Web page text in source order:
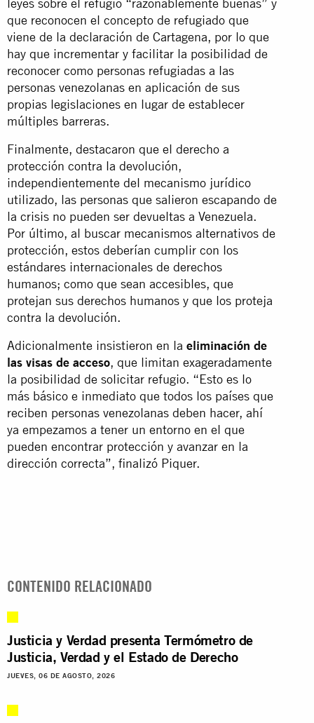
que reconocen el concepto de refugiado que
viene de la declaración de Cartagena, por lo que
hay que incrementar y facilitar la posibilidad de
reconocer como personas refugiadas a las
personas venezolanas en aplicación de sus
propias legislaciones en lugar de establecer
múltiples barreras.
Finalmente, destacaron que el derecho a
protección contra la devolución,
independientemente del mecanismo jurídico
utilizado, las personas que salieron escapando de
la crisis no pueden ser devueltas a Venezuela.
Por último, al buscar mecanismos alternativos de
protección, estos deberían cumplir con los
estándares internacionales de derechos
humanos; como que sean accesibles, que
protejan sus derechos humanos y que los proteja
contra la devolución.
Adicionalmente insistieron en la eliminación de
las visas de acceso, que limitan exageradamente
la posibilidad de solicitar refugio. “Esto es lo
más básico e inmediato que todos los países que
reciben personas venezolanas deben hacer, ahí
ya empezamos a tener un entorno en el que
pueden encontrar protección y avanzar en la
dirección correcta”, finalizó Piquer.
CONTENIDO RELACIONADO
Justicia y Verdad presenta Termómetro de
Justicia, Verdad y el Estado de Derecho
JUEVES, 06 DE AGOSTO, 2026